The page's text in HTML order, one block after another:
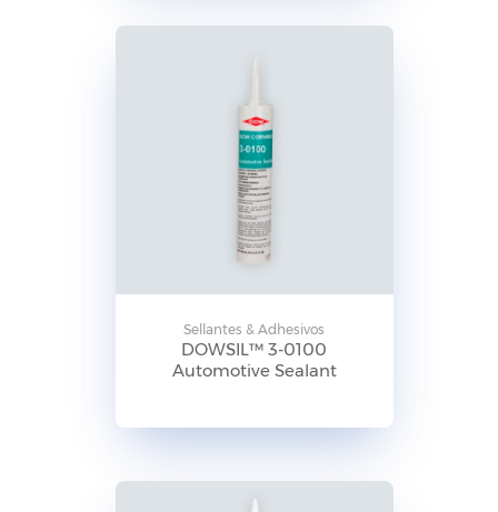
Sellantes & Adhesivos
DOWSIL™ 3-0100
Automotive Sealant